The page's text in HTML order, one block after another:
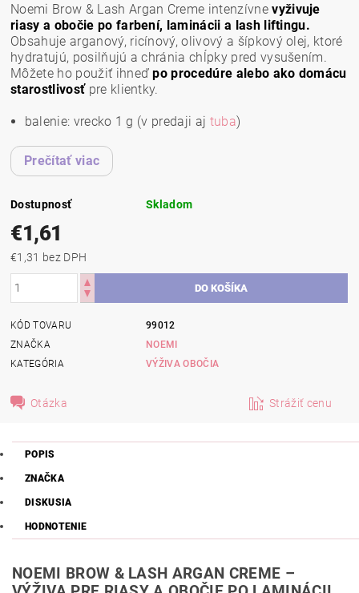
Noemi Brow & Lash Argan Creme intenzívnevyživuje
riasy a obočie po farbení, laminácii a lash liftingu.
Obsahuje arganový, ricínový, olivový a šípkový olej, ktoré
hydratujú, posilňujú a chránia chĺpky pred vysušením.
Môžete ho použiť ihneďpo procedúre alebo ako domácu
starostlivosťpre klientky.
balenie: vrecko 1 g (v predaji aj tuba)
Prečítať viac
Dostupnosť Skladom
€1,61
€1,31 bez DPH
KÓD TOVARU
99012
ZNAČKA
NOEMI
KATEGÓRIA
VÝŽIVA OBOČIA
Otázka Strážiť cenu
POPIS
ZNAČKA
DISKUSIA
HODNOTENIE
NOEMI BROW & LASH ARGAN CREME –